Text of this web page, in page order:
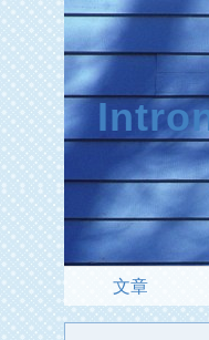
文章